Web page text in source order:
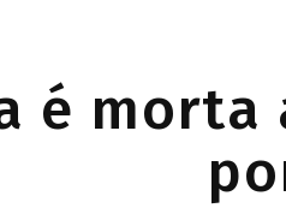
é morta